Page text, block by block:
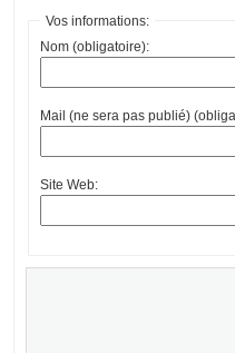
Vos informations:
Nom (obligatoire):
Mail (ne sera pas publié)
Site Web: